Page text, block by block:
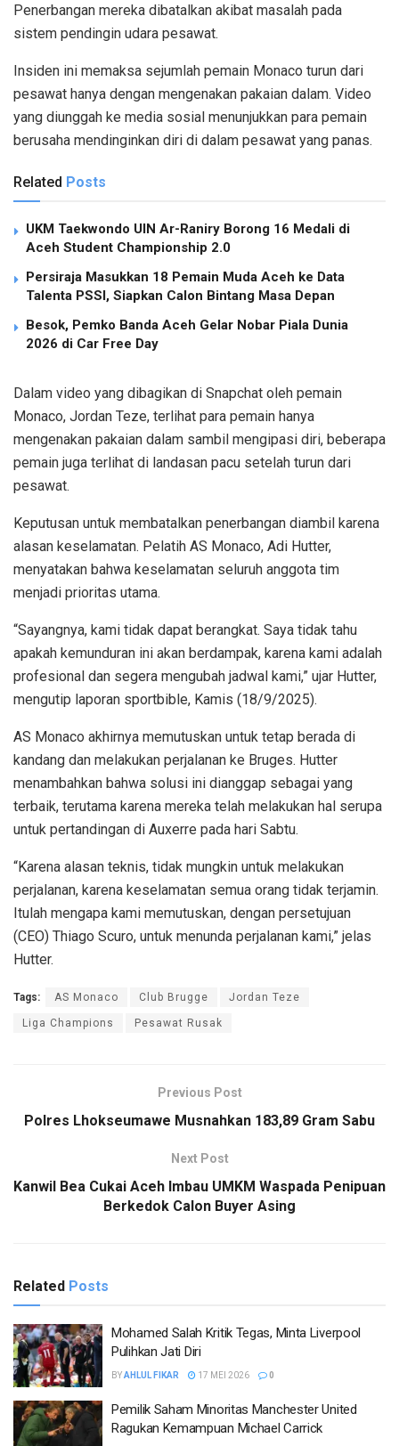
Penerbangan mereka dibatalkan akibat masalah pada
sistem pendingin udara pesawat.
Insiden ini memaksa sejumlah pemain Monaco turun dari
pesawat hanya dengan mengenakan pakaian dalam. Video
yang diunggah ke media sosial menunjukkan para pemain
berusaha mendinginkan diri di dalam pesawat yang panas.
Related Posts
UKM Taekwondo UIN Ar-Raniry Borong 16 Medali di
Aceh Student Championship 2.0
Persiraja Masukkan 18 Pemain Muda Aceh ke Data
Talenta PSSI, Siapkan Calon Bintang Masa Depan
Besok, Pemko Banda Aceh Gelar Nobar Piala Dunia
2026 di Car Free Day
Dalam video yang dibagikan di Snapchat oleh pemain
Monaco, Jordan Teze, terlihat para pemain hanya
mengenakan pakaian dalam sambil mengipasi diri, beberapa
pemain juga terlihat di landasan pacu setelah turun dari
pesawat.
Keputusan untuk membatalkan penerbangan diambil karena
alasan keselamatan. Pelatih AS Monaco, Adi Hutter,
menyatakan bahwa keselamatan seluruh anggota tim
menjadi prioritas utama.
“Sayangnya, kami tidak dapat berangkat. Saya tidak tahu
apakah kemunduran ini akan berdampak, karena kami adalah
profesional dan segera mengubah jadwal kami,” ujar Hutter,
mengutip laporan sportbible, Kamis (18/9/2025).
AS Monaco akhirnya memutuskan untuk tetap berada di
kandang dan melakukan perjalanan ke Bruges. Hutter
menambahkan bahwa solusi ini dianggap sebagai yang
terbaik, terutama karena mereka telah melakukan hal serupa
untuk pertandingan di Auxerre pada hari Sabtu.
“Karena alasan teknis, tidak mungkin untuk melakukan
perjalanan, karena keselamatan semua orang tidak terjamin.
Itulah mengapa kami memutuskan, dengan persetujuan
(CEO) Thiago Scuro, untuk menunda perjalanan kami,” jelas
Hutter.
Tags: AS Monaco Club Brugge Jordan Teze
Liga Champions Pesawat Rusak
Previous Post
Polres Lhokseumawe Musnahkan 183,89 Gram Sabu
Next Post
Kanwil Bea Cukai Aceh Imbau UMKM Waspada Penipuan
Berkedok Calon Buyer Asing
Related Posts
Mohamed Salah Kritik Tegas, Minta Liverpool
Pulihkan Jati Diri
BYAHLUL FIKAR 17 MEI 2026 0
Pemilik Saham Minoritas Manchester United
Ragukan Kemampuan Michael Carrick